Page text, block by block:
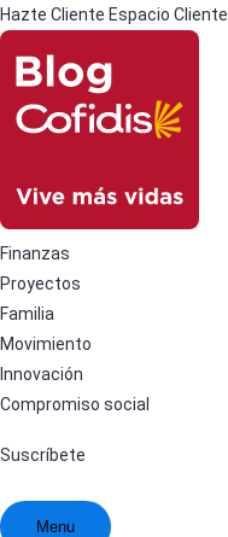
Hazte Cliente Espacio Cliente
Finanzas
Proyectos
Familia
Movimiento
Innovación
Compromiso social
Suscríbete
Menu